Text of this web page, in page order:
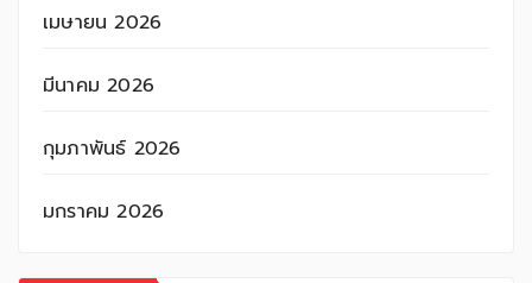
เมษายน 2026
มีนาคม 2026
กุมภาพันธ์ 2026
มกราคม 2026